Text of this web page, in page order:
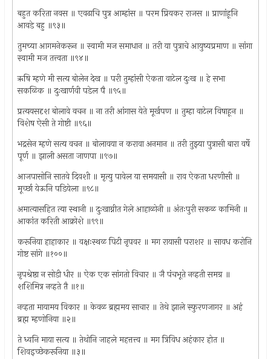
बहुत करिता नवस ॥ एवढाचि पुत्र आम्हांस ॥ परम प्रियकर राजस ॥ प्राणांहूनि
आवडे बहु ॥९३॥
तुमच्या आगमनेकरून ॥ स्वामी मज समाधान ॥ तरी या पुत्राचे आयुष्यप्रमाण ॥ सांगा
स्वामी मज तत्त्वता ॥९४॥
ऋषि म्हणे मी सत्य बोलेन देख ॥ परी तुम्हांसी ऐकता वाटेल दुःख ॥ हे सभा
सकळिक ॥ दुःखार्णवी पडेल पै ॥९५॥
प्रत्ययसदृश बोलावे वचन ॥ ना तरी आंगास येते मूर्खपण ॥ तुम्हा वाटेल विषाहून ॥
विशेष ऐसी ते गोष्टी ॥९६॥
भद्रसेन म्हणे सत्य वचन ॥ बोलावया न करावा अनमान ॥ तरी तुझ्या पुत्रासी बारा वर्षे
पूर्ण ॥ झाली असता जाणपा ॥९७॥
आजपासोनि सातवे दिवशी ॥ मृत्यु पावेल या समयासी ॥ राव ऐकता धरणीसी ॥
मूर्च्छा येऊनि पडियेला ॥९८॥
अमात्यासहित त्या स्थानी ॥ दुःखाग्नीत गेले आहाळोनी ॥ अंतःपुरी सकळ कामिनी ॥
आकांत करिती आक्रोशे ॥९९॥
करूनिया हाहाकार ॥ वक्षःस्थळ पिटी नृपवर ॥ मग रायासी पराशर ॥ सावध करोनि
गोष्ट सांगे ॥१००॥
नृपश्रेष्ठा न सोडी धीर ॥ ऐक एक सांगतो विचार ॥ जै पंचभूते नव्हती समग्र ॥
शशिमित्र नव्हते तै ॥१॥
नव्हता मायामय विकार ॥ केवळ ब्रह्ममय साचार ॥ तेथे झाले स्फुरणजागर ॥ अहं
ब्रह्म म्हणोनिया ॥२॥
ते ध्वनि माया सत्य ॥ तेथोनि जाहले महत्तत्त्व ॥ मग त्रिविध अहंकार होत ॥
शिवइच्छेकरूनिया ॥३॥